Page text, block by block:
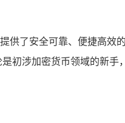
供了安全可靠、便捷高效的
初涉加密货币领域的新手